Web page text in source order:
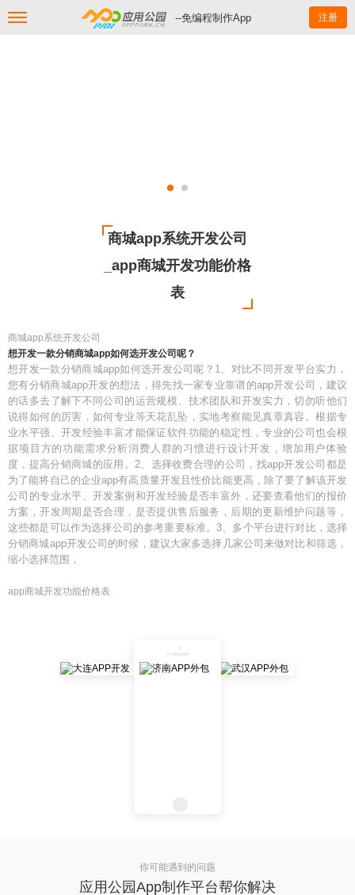
--免编程制作App 注册
商城app系统开发公司
_app商城开发功能价格
表
商城app系统开发公司
想开发一款分销商城app如何选开发公司呢？
想开发一款分销商城app如何选开发公司呢？1、对比不同开发平台实力，
您有分销商城app开发的想法，得先找一家专业靠谱的app开发公司，建议
的话多去了解下不同公司的运营规模、技术团队和开发实力，切勿听他们
说得如何的厉害，如何专业等天花乱坠，实地考察能见真章真容。根据专
业水平强、开发经验丰富才能保证软件功能的稳定性，专业的公司也会根
据项目方的功能需求分析消费人群的习惯进行设计开发，增加用户体验
度，提高分销商城的应用。2、选择收费合理的公司，找app开发公司都是
为了能将自己的企业app有高质量开发且性价比能更高，除了要了解该开发
公司的专业水平、开发案例和开发经验是否丰富外，还要查看他们的报价
方案，开发周期是否合理，是否提供售后服务，后期的更新维护问题等，
这些都是可以作为选择公司的参考重要标准。3、多个平台进行对比，选择
分销商城app开发公司的时候，建议大家多选择几家公司来做对比和筛选，
缩小选择范围，
app商城开发功能价格表
你可能遇到的问题
应用公园App制作平台帮你解决